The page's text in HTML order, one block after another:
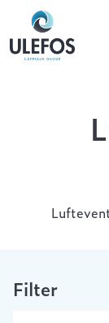
>>
Filter